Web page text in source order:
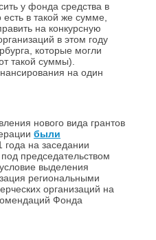
у фонда средства в
в такой же сумме,
на конкурсную
в этом году
которые могли
такой суммы).
на один
нового вида грантов
были
года на заседании
председательством
выделения
региональными
организаций на
Фонда